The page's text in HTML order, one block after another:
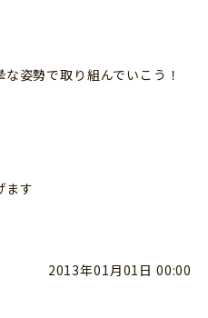
姿勢で取り組んでいこう！
ます
2013年01月01日 00:00